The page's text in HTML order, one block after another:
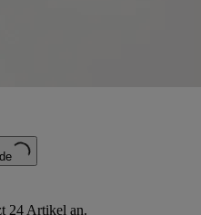
24 Artikel an.